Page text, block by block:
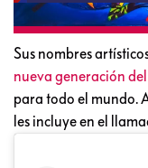
Sus nombres
nueva generación
para todo el mundo.
les incluye en el